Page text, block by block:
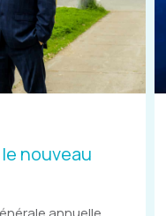
nouveau